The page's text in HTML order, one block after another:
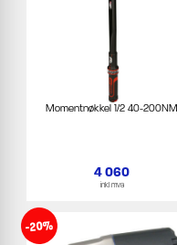
Momentnøkkel 1/2 40-200NM
4 060
inkl mva
-20%